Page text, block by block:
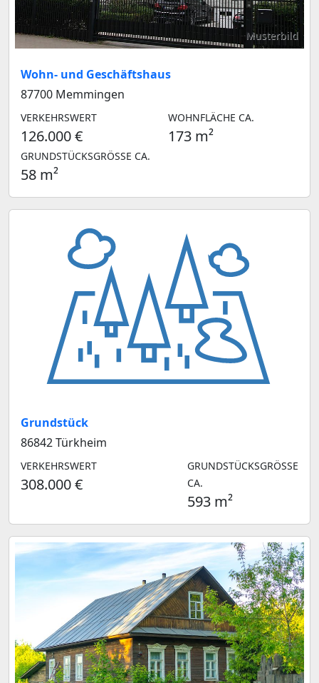
Musterbild
Wohn- und Geschäftshaus
87700 Memmingen
VERKEHRSWERT
126.000 €
WOHNFLÄCHE CA.
173 m²
GRUNDSTÜCKSGRÖSSE CA.
58 m²
Grundstück
86842 Türkheim
VERKEHRSWERT
308.000 €
GRUNDSTÜCKSGRÖSSE C
A.
593 m²